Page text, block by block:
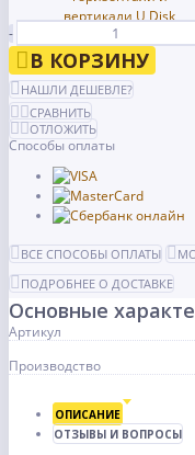
-
В КОРЗИНУ
НАШЛИ ДЕШЕВЛЕ?
СРАВНИТЬ
ОТЛОЖИТЬ
Способы оплаты
ВСЕ СПОСОБЫ ОПЛАТЫ
ПОДРОБНЕЕ О ДОСТАВКЕ
Основные
Артикул
Производство
ОПИСАНИЕ
ОТЗЫВЫ И ВОПРОСЫ